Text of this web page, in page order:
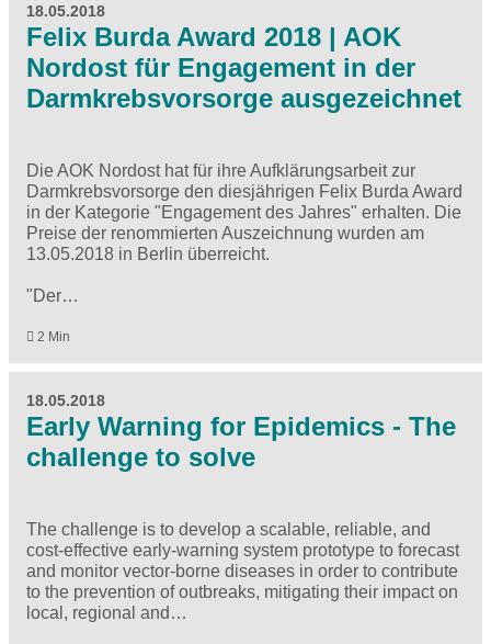
18.05.2018
Felix Burda Award 2018 | AOK
Nordost für Engagement in der
Darmkrebsvorsorge ausgezeichnet
Die AOK Nordost hat für ihre Aufklärungsarbeit zur
Darmkrebsvorsorge den diesjährigen Felix Burda Award
in der Kategorie "Engagement des Jahres" erhalten. Die
Preise der renommierten Auszeichnung wurden am
13.05.2018 in Berlin überreicht.
"Der…
2 Min
18.05.2018
Early Warning for Epidemics - The
challenge to solve
The challenge is to develop a scalable, reliable, and
cost-effective early-warning system prototype to forecast
and monitor vector-borne diseases in order to contribute
to the prevention of outbreaks, mitigating their impact on
local, regional and…